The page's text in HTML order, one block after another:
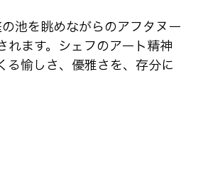
れます。シェフのアート精神
る愉しさ、優雅さを、存分に